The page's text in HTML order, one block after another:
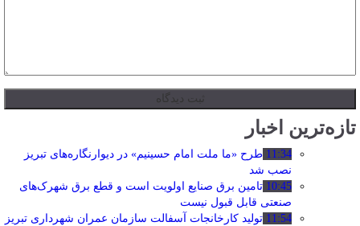
تازه‌ترین اخبار
11:34 طرح «ما ملت امام حسینیم» در دیوارنگاره‌های تبریز
نصب شد
10:45 تامین برق صنایع اولویت است و قطع برق شهرک‌های
صنعتی قابل قبول نیست
11:54 تولید کارخانجات آسفالت سازمان عمران شهرداری تبریز